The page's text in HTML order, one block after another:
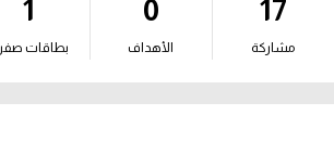
ركن الألعاب
17
مشاركة
0
الأهداف
1
بطاقات